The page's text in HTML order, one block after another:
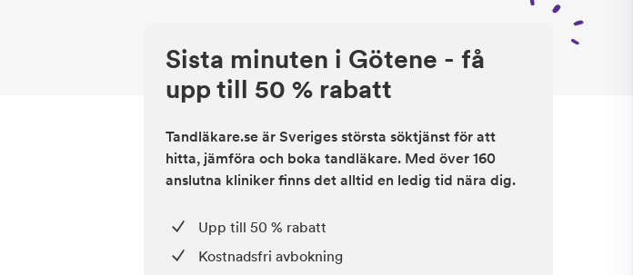
Sista minuten i Götene - få
upp till 50 % rabatt
Tandläkare.se är Sveriges största söktjänst för att
hitta, jämföra och boka tandläkare. Med över 160
anslutna kliniker finns det alltid en ledig tid nära dig.
Upp till 50 % rabatt
Kostnadsfri avbokning